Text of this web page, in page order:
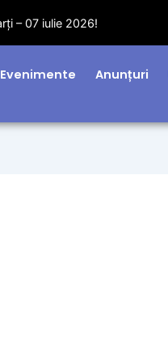
Evenimente Anunțuri